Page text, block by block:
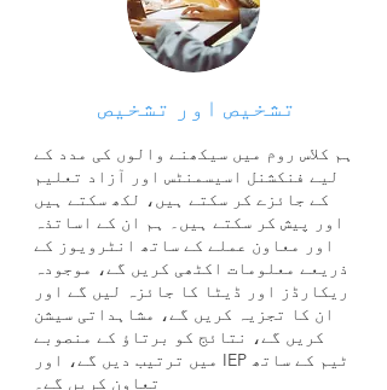
تشخیص اور تشخیص
ہم کلاس روم میں سیکھنے والوں کی مدد کے
لیے فنکشنل اسیسمنٹس اور آزاد تعلیم
کے جائزے کر سکتے ہیں، لکھ سکتے ہیں
اور پیش کر سکتے ہیں۔ ہم ان کے اساتذہ
اور معاون عملے کے ساتھ انٹرویوز کے
ذریعے معلومات اکٹھی کریں گے، موجودہ
ریکارڈز اور ڈیٹا کا جائزہ لیں گے اور
ان کا تجزیہ کریں گے، مشاہداتی سیشن
کریں گے، نتائج کو برتاؤ کے منصوبے
میں ترتیب دیں گے، اور IEP ٹیم کے ساتھ
تعاون کریں گے۔